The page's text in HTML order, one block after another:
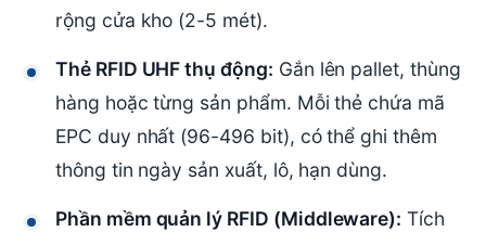
rộng cửa kho (2-5 mét).
Thẻ RFID UHF thụ động: Gắn lên pallet, thùng
hàng hoặc từng sản phẩm. Mỗi thẻ chứa mã
EPC duy nhất (96-496 bit), có thể ghi thêm
thông tin ngày sản xuất, lô, hạn dùng.
Phần mềm quản lý RFID (Middleware): Tích